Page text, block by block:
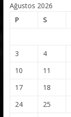
Ağustos 2026
P
S
3
4
10
11
17
18
24
25